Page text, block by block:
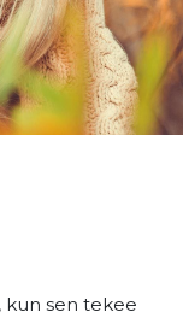
kun sen tekee